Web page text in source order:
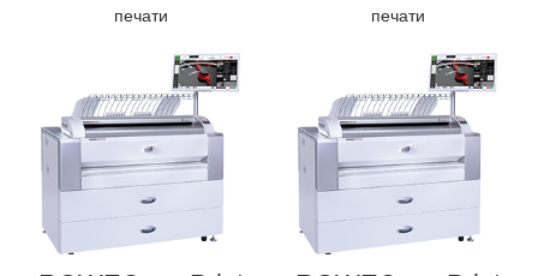
печати
печати